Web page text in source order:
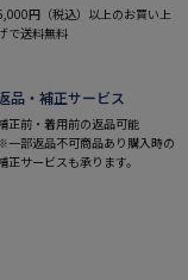
円（税込）以上のお買い上
で送料無料
品・補正サービス
正前・着用前の返品可能
一部返品不可商品あり購入時の
正サービスも承ります。